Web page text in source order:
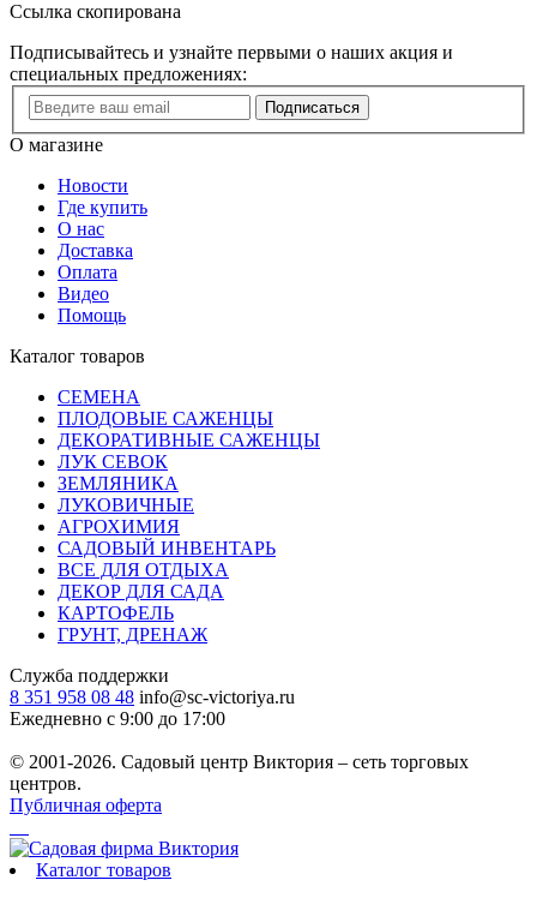
Ссылка скопирована
Подписывайтесь и узнайте первыми о наших акция и
специальных предложениях:
Подписаться
О магазине
Новости
Где купить
О нас
Доставка
Оплата
Видео
Помощь
Каталог товаров
СЕМЕНА
ПЛОДОВЫЕ САЖЕНЦЫ
ДЕКОРАТИВНЫЕ САЖЕНЦЫ
ЛУК СЕВОК
ЗЕМЛЯНИКА
ЛУКОВИЧНЫЕ
АГРОХИМИЯ
САДОВЫЙ ИНВЕНТАРЬ
ВСЕ ДЛЯ ОТДЫХА
ДЕКОР ДЛЯ САДА
КАРТОФЕЛЬ
ГРУНТ, ДРЕНАЖ
Служба поддержки
8 351 958 08 48 info@sc-victoriya.ru
Ежедневно с 9:00 до 17:00
© 2001-2026. Садовый центр Виктория – сеть торговых
центров.
Публичная оферта
Каталог товаров